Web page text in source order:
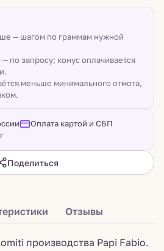
— шагом по граммам нужной
по запросу; конус оплачивается
меньше минимального отмота,
Оплата картой и СБП
Поделиться
Отзывы
производства Papi Fabio.